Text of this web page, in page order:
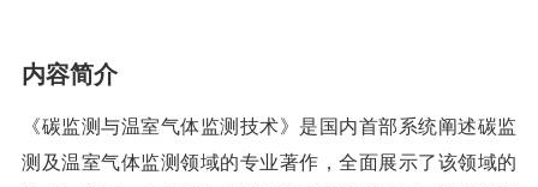
内容简介
《碳监测与温室气体监测技术》是国内首部系统阐述碳监
测及温室气体监测领域的专业著作，全面展示了该领域的